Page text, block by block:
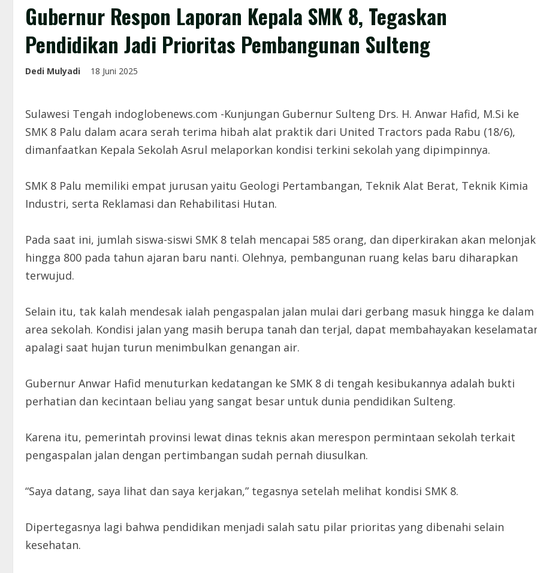
Gubernur Respon Laporan Kepala SMK 8, Tegaskan
Pendidikan Jadi Prioritas Pembangunan Sulteng
Dedi Mulyadi 18 Juni 2025
Sulawesi Tengah indoglobenews.com -Kunjungan Gubernur Sulteng Drs. H. Anwar Hafid, M.Si ke
SMK 8 Palu dalam acara serah terima hibah alat praktik dari United Tractors pada Rabu (18/6),
dimanfaatkan Kepala Sekolah Asrul melaporkan kondisi terkini sekolah yang dipimpinnya.
SMK 8 Palu memiliki empat jurusan yaitu Geologi Pertambangan, Teknik Alat Berat, Teknik Kimia
Industri, serta Reklamasi dan Rehabilitasi Hutan.
Pada saat ini, jumlah siswa-siswi SMK 8 telah mencapai 585 orang, dan diperkirakan akan melonjak
hingga 800 pada tahun ajaran baru nanti. Olehnya, pembangunan ruang kelas baru diharapkan
terwujud.
Selain itu, tak kalah mendesak ialah pengaspalan jalan mulai dari gerbang masuk hingga ke dalam
area sekolah. Kondisi jalan yang masih berupa tanah dan terjal, dapat membahayakan
apalagi saat hujan turun menimbulkan genangan air.
Gubernur Anwar Hafid menuturkan kedatangan ke SMK 8 di tengah kesibukannya adalah bukti
perhatian dan kecintaan beliau yang sangat besar untuk dunia pendidikan Sulteng.
Karena itu, pemerintah provinsi lewat dinas teknis akan merespon permintaan sekolah terkait
pengaspalan jalan dengan pertimbangan sudah pernah diusulkan.
“Saya datang, saya lihat dan saya kerjakan,” tegasnya setelah melihat kondisi SMK 8.
Dipertegasnya lagi bahwa pendidikan menjadi salah satu pilar prioritas yang dibenahi selain
kesehatan.